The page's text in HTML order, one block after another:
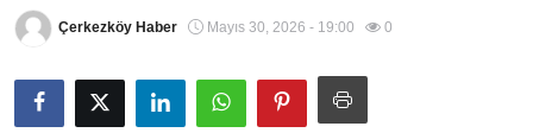
Magazin Haberleri
Spor Haberleri
Çerkezköy Haber Mayıs 30, 2026 - 19:00 0